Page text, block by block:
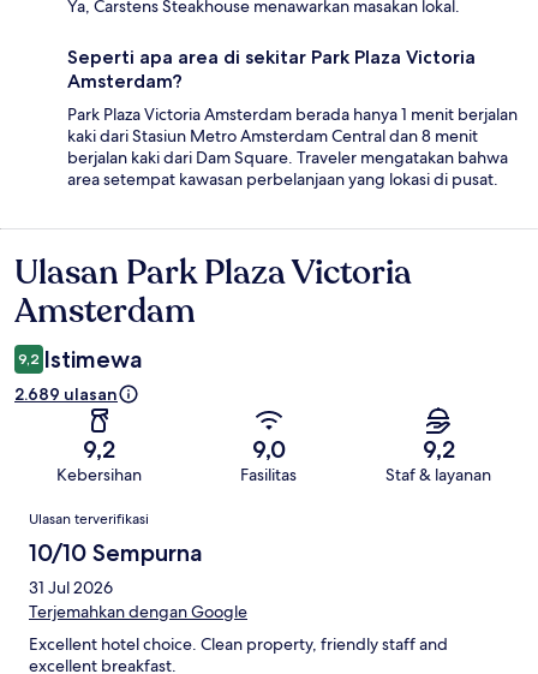
Ya, Carstens Steakhouse menawarkan masakan lokal.
Seperti apa area di sekitar Park Plaza Victoria
Amsterdam?
Park Plaza Victoria Amsterdam berada hanya 1 menit berjalan
kaki dari Stasiun Metro Amsterdam Central dan 8 menit
berjalan kaki dari Dam Square. Traveler mengatakan bahwa
area setempat kawasan perbelanjaan yang lokasi di pusat.
Ulasan
Ulasan Park Plaza Victoria
Amsterdam
9,2 Istimewa
2.689 ulasan
9,2
Kebersihan
9,0
Fasilitas
9,2
Staf & layanan
Ulasan
Ulasan terverifikasi
10/10 Sempurna
31 Jul 2026
Terjemahkan dengan Google
Excellent hotel choice. Clean property, friendly staff and
excellent breakfast.